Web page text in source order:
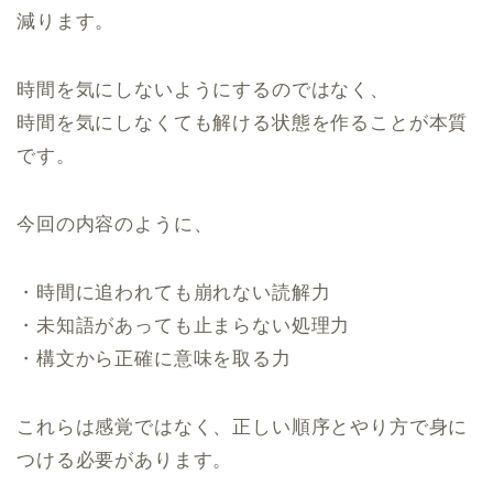
減ります。
時間を気にしないようにするのではなく、
時間を気にしなくても解ける状態を作ることが本質
です。
今回の内容のように、
・時間に追われても崩れない読解力
・未知語があっても止まらない処理力
・構文から正確に意味を取る力
これらは感覚ではなく、正しい順序とやり方で身に
つける必要があります。